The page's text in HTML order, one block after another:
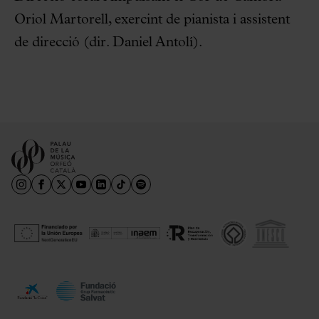
Oriol Martorell, exercint de pianista i assistent
de direcció (dir. Daniel Antolí).